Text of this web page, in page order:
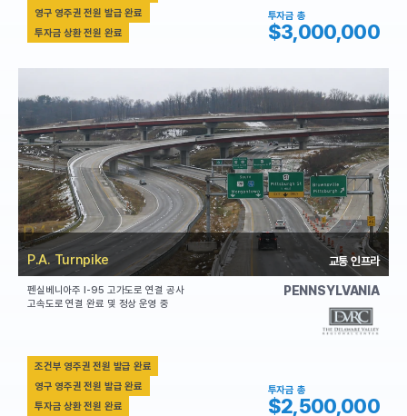
영구 영주권 전원 발급 완료
투자금 상환 전원 완료
투자금 총
$3,000,000
P.A. Turnpike 교통 인프라
펜실베니아주 I-95 고가도로 연결 공사
고속도로 연결 완료 및 정상 운영 중
조건부 영주권 전원 발급 완료
영구 영주권 전원 발급 완료
투자금 상환 전원 완료
PENNSYLVANIA
투자금 총
$2,500,000